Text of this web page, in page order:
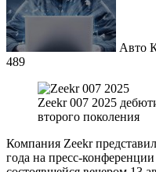
Авто
489
Zeekr 007 2025
второго поколения
Компания Zeekr
года на пресс-